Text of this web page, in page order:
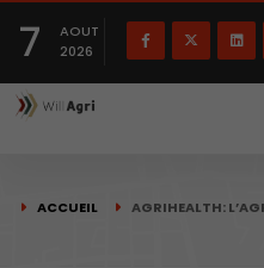
7
AOUT
2026
ACCUEIL AGRIHEALTH:
Français